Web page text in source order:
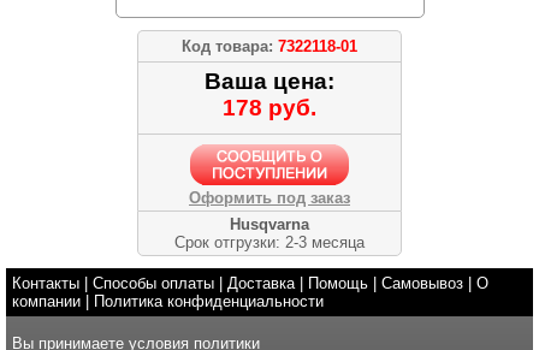
Код товара: 7322118-01
Ваша цена:
178 руб.
Оформить под заказ
Husqvarna
Срок отгрузки: 2-3 месяца
Контакты Способы оплаты Доставка| Помощь Самовывоз
О
компании
Политика конфиденциальности
Вы принимаете условия политики